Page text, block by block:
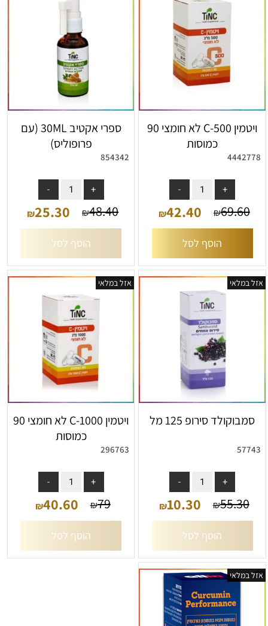
ויטמין C-500 לא חומצי 90
כמוסות
4442778
₪69.60
₪42.40
הוסף לסל
ספרי אקטיב 30ML (עם
פרופוליס)
854342
₪48.40
₪25.30
הוסף לסל
אזל במלאי
סמבוקולד סירופ 125 מל
57743
₪55.30
₪10.30
הוסף לסל
אזל במלאי
ויטמין C-1000 לא חומצי 90
כמוסות
296763
₪79
₪40.60
הוסף לסל
אזל במלאי